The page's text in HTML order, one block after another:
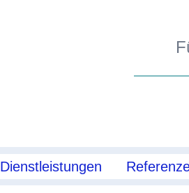
Dienstleistungen